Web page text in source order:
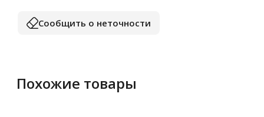
Сообщить о неточности
Похожие товары